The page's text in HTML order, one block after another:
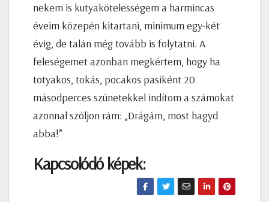
nekem is kutyakötelességem a harmincas
éveim közepén kitartani, minimum egy-két
évig, de talán még tovább is folytatni. A
feleségemet azonban megkértem, hogy ha
totyakos, tokás, pocakos pasiként 20
másodperces szünetekkel indítom a számokat
azonnal szóljon rám: „Drágám, most hagyd
abba!”
Kapcsolódó képek: